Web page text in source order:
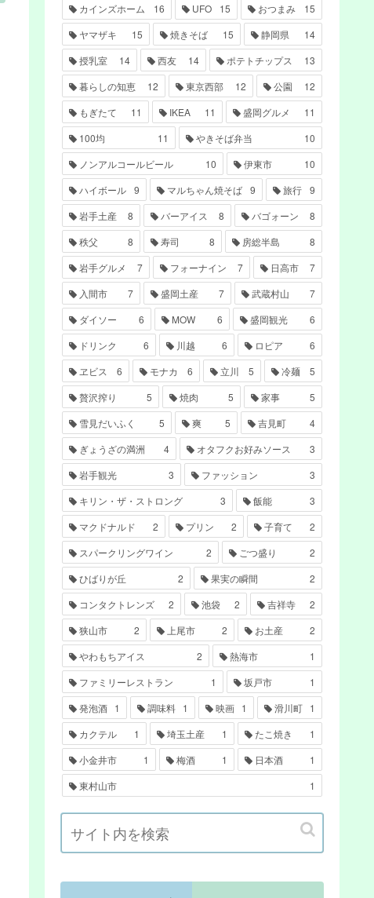
カインズホーム
16 UFO 15 おつまみ
15
ヤマザキ
15 焼きそば 15 静岡県
14
授乳室
14 西友 14 ポテトチップス
13
暮らしの知恵
12 東京西部 12 公園
12
もぎたて
11 IKEA 11 盛岡グルメ
11
100均
11 やきそば弁当
10
ノンアルコールビール
10 伊東市
10
ハイボール 9 マルちゃん焼そば 9 旅行 9
岩手土産
8 バーアイス 8 バゴォーン
8
秩父
8 寿司 8 房総半島
8
岩手グルメ
7 フォーナイン 7 日高市
7
入間市
7 盛岡土産 7 武蔵村山
7
ダイソー
6 MOW 6 盛岡観光
6
ドリンク
6 川越 6 ロピア
6
ヱビス
6 モナカ 6 立川 5 冷麺
5
贅沢搾り
5 焼肉 5 家事
5
雪見だいふく
5 爽 5 吉見町
4
ぎょうざの満洲
4 オタフクお好みソース
3
岩手観光
3 ファッション
3
キリン・ザ・ストロング
3 飯能
3
マクドナルド
2 プリン 2 子育て
2
スパークリングワイン
2 ごつ盛り
2
ひばりが丘
2 果実の瞬間
2
コンタクトレンズ
2 池袋 2 吉祥寺
2
狭山市
2 上尾市 2 お土産
2
やわもちアイス
2 熱海市
1
ファミリーレストラン
1 坂戸市
1
発泡酒 1 調味料 1 映画 1 滑川町 1
カクテル
1 埼玉土産 1 たこ焼き
1
小金井市
1 梅酒 1 日本酒
1
東村山市
1